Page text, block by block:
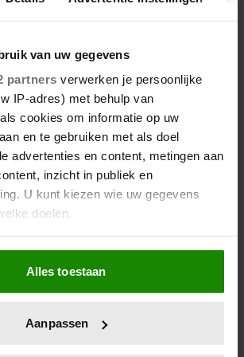
van uw gegevens
partners verwerken je persoonlijke
IP-adres) met behulp van
cookies om informatie op uw
en te gebruiken met als doel
advertenties en content, metingen aan
inzicht in publiek en
U kunt kiezen wie uw gegevens
doelen.
willen we ook graag:
verzamelen over uw geografische
een paar meter nauwkeurig kan zijn
eigenschappen (fingerprinting)
Alles toestaan
Aanpassen
dagelijks wandelen